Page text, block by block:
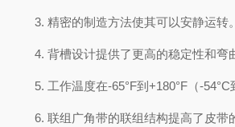
3. 精密的制造方法使其可以安静运转
4. 背槽设计提供了更高的稳定性和弯
5. 工作温度在-65°F到+180°F（-54°C
6. 联组广角带的联组结构提高了皮带